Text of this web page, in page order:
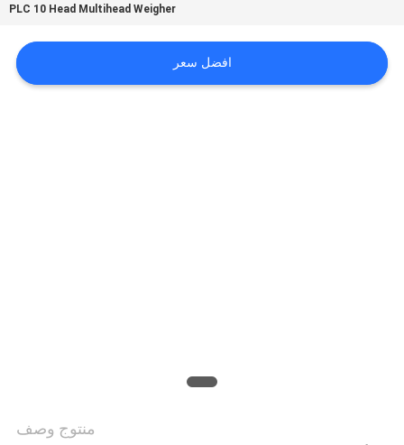
اطلب
اقتباس
PLC 10 Head Multihead Weigher
افضل سعر
منتوج وصف